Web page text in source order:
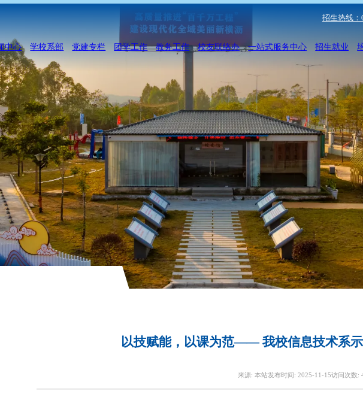
招生热线：
中心 学校系部 党建专栏 团学工作 教务工作 校友联络办 一站式服务中心 招生就业
以技赋能，以课为范—— 我校信息技术系
来源: 本站发布时间: 2025-11-15访问次数: